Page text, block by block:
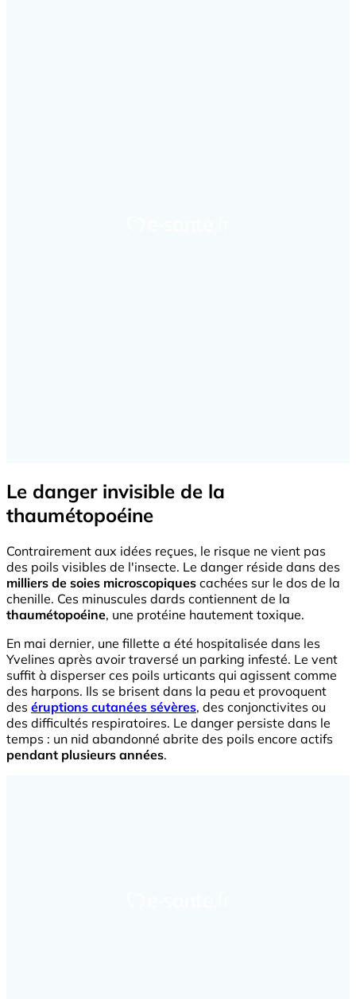
Le danger invisible de la
thaumétopoéine
Contrairement aux idées reçues, le risque ne vient pas
des poils visibles de l'insecte. Le danger réside dans des
milliers de soies microscopiques cachées sur le dos de la
chenille. Ces minuscules dards contiennent de la
thaumétopoéine, une protéine hautement toxique.
En mai dernier, une fillette a été hospitalisée dans les
Yvelines après avoir traversé un parking infesté. Le vent
suffit à disperser ces poils urticants qui agissent comme
des harpons. Ils se brisent dans la peau et provoquent
des éruptions cutanées sévères, des conjonctivites ou
des difficultés respiratoires. Le danger persiste dans le
temps : un nid abandonné abrite des poils encore actifs
pendant plusieurs années.